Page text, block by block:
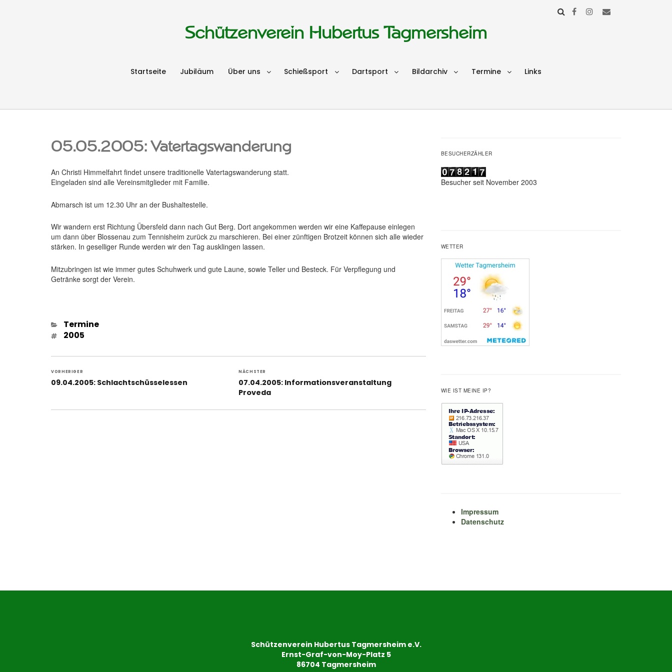
Schützenverein Hubertus Tagmersheim
Startseite Jubiläum Über uns Schießsport Dartsport Bildarchiv Termine Links
05.05.2005: Vatertagswanderung
An Christi Himmelfahrt findet unsere traditionelle Vatertagswanderung statt.
Eingeladen sind alle Vereinsmitglieder mit Familie.
Abmarsch ist um 12.30 Uhr an der Bushaltestelle.
Wir wandern erst Richtung Übersfeld dann nach Gut Berg. Dort angekommen werden wir eine Kaffepause einlegen
um dann über Blossenau zum Tennisheim zurück zu marschieren. Bei einer zünftigen Brotzeit können sich alle wieder
stärken. In geselliger Runde werden wir den Tag ausklingen lassen.
Mitzubringen ist wie immer gutes Schuhwerk und gute Laune, sowie Teller und Besteck. Für Verpflegung und
Getränke sorgt der Verein.
Kategorien
Termine
Schlagwörter
2005
VORHERIGER
Vorheriger
09.04.2005: Schlachtschüsselessen
NÄCHSTER
Nächster
Beitrag:
07.04.2005: Informationsveranstaltung
Proveda
BESUCHERZÄHLER
Besucher seit November 2003
WETTER
WIE IST MEINE IP?
Impressum
Datenschutz
Schützenverein Hubertus Tagmersheim e.V.
Ernst-Graf-von-Moy-Platz 5
86704 Tagmersheim